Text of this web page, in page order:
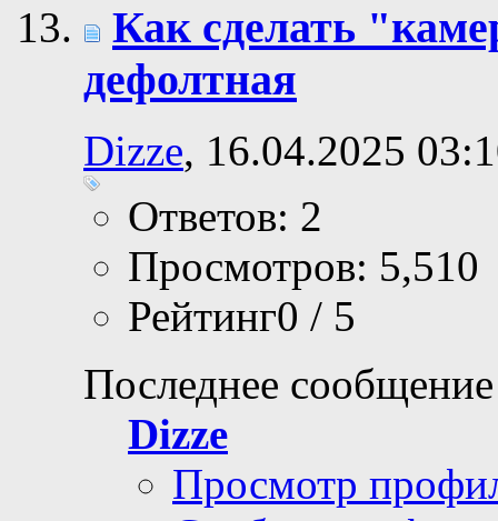
Как сделать
дефолтная
Dizze, 16.04.2025
Ответов: 2
Просмотров: 5,510
Рейтинг0 / 5
Последнее
Dizze
Просмотр